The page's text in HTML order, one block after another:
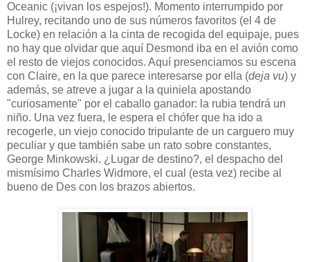
Oceanic (¡vivan los espejos!). Momento interrumpido por
Hulrey, recitando uno de sus números favoritos (el 4 de
Locke) en relación a la cinta de recogida del equipaje, pues
no hay que olvidar que aquí Desmond iba en el avión como
el resto de viejos conocidos. Aquí presenciamos su escena
con Claire, en la que parece interesarse por ella (deja vu) y
además, se atreve a jugar a la quiniela apostando
"curiosamente" por el caballo ganador: la rubia tendrá un
niño. Una vez fuera, le espera el chófer que ha ido a
recogerle, un viejo conocido tripulante de un carguero muy
peculiar y que también sabe un rato sobre constantes,
George Minkowski. ¿Lugar de destino?, el despacho del
mismísimo Charles Widmore, el cual (esta vez) recibe al
bueno de Des con los brazos abiertos.